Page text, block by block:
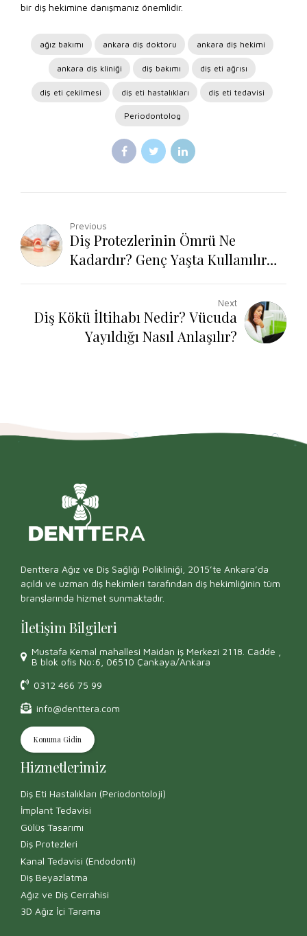
bir diş hekimine danışmanız önemlidir.
ağız bakımı ankara diş doktoru ankara diş hekimi
ankara diş kliniği diş bakımı diş eti ağrısı
diş eti çekilmesi diş eti hastalıkları diş eti tedavisi
Periodontolog
Previous
Diş Protezlerinin Ömrü Ne
Kadardır? Genç Yaşta Kullanılır
Next
Diş Kökü İltihabı Nedir? Vücuda
Yayıldığı Nasıl Anlaşılır?
Denttera Ağız ve Diş Sağlığı Polikliniği, 2015’te Ankara’da
açıldı ve uzman diş hekimleri tarafından diş hekimliğinin tüm
branşlarında hizmet sunmaktadır.
İletişim Bilgileri
Mustafa Kemal mahallesi Maidan iş Merkezi 2118. Cadde ,
B blok ofis No:6, 06510 Çankaya/Ankara
0312 466 75 99
info@denttera.com
Konuma Gidin
Hizmetlerimiz
Diş Eti Hastalıkları (Periodontoloji)
İmplant Tedavisi
Gülüş Tasarımı
Diş Protezleri
Kanal Tedavisi (Endodonti)
Diş Beyazlatma
Ağız ve Diş Cerrahisi
3D Ağız İçi Tarama